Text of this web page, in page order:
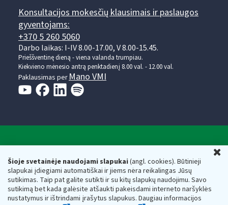
Šioje svetainėje naudojami slapukai(angl. cookies). Būtinieji
slapukai įdiegiami automatiškai ir jiems nėra reikalingas Jūsų
sutikimas. Taip pat galite sutikti ir su kitų slapukų naudojimu. Savo
sutikimą bet kada galėsite atšaukti pakeisdami interneto naršyklės
nustatymus ir ištrindami įrašytus slapukus. Daugiau informacijos
Konsultacijos mokesčių klausimais ir paslaugos
gyventojams:
+370 5 260 5060
Darbo laikas: I-IV 8.00-17.00, V 8.00-15.45.
Prieššventinę dieną - viena valanda trumpiau.
Kiekvieno mėnesio antrą penktadienį 8.00 val. - 12.00 val.
Paklausimas per Mano VMI
Respublikos finansų ministerijos
Biudžetinė įstaiga. Juridinio asmens kodas — 188659752,
adresas: Vasario 16-osios g. 14, 01107 Vilnius, Lietuva, el.paštas:
vmi@vmi.lt, E. pristatymo dėžutės adresas 188659752
Duomenys apie Valstybinę mokesčių inspekciją prie Lietuvos